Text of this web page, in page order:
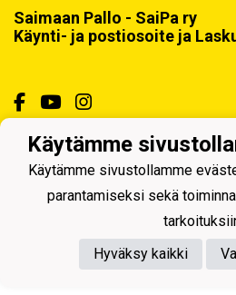
Saimaan Pallo - SaiPa ry
Käynti- ja postiosoite ja
Powered by
Käytämme
Käytämme sivustollamme
parantamiseksi sekä
Hyväksy kaikki